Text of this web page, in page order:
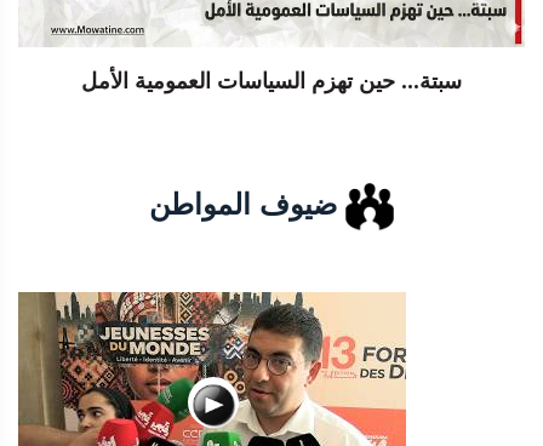
سبتة... حين تهزم السياسات العمومية الأمل
ضيوف المواطن